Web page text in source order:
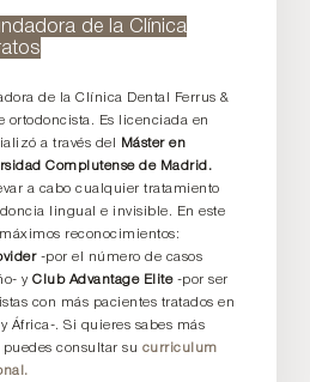
de la Clínica
de la Clínica Dental Ferrus &
ortodoncista. Es licenciada en
a través del
Máster en
Complutense de Madrid.
a cabo cualquier tratamiento
lingual e invisible. En este
reconocimientos:
-por el número de casos
yClub Advantage Elite-por ser
con más pacientes tratados en
África-. Si quieres sabes más
consultar su curriculum